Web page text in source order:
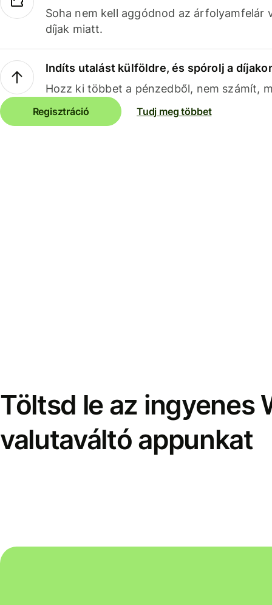
Soha nem kell aggódnod az árfolyamfelár
díjak miatt.
Indíts utalást külföldre, és spórolj a
Hozz ki többet a pénzedből, nem számít,
Regisztráció Tudj meg többet
Töltsd le az ingyenes
valutaváltó appunkat